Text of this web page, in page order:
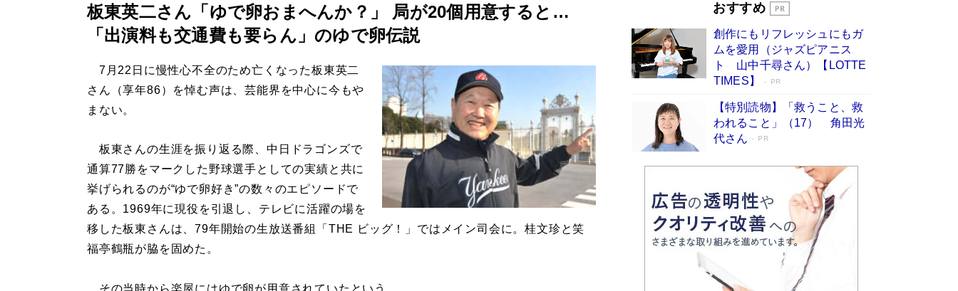
板東英二さん「ゆで卵おまへんか？」 局が20個用意すると…
「出演料も交通費も要らん」のゆで卵伝説
7月22日に慢性心不全のため亡くなった板東英二
さん（享年86）を悼む声は、芸能界を中心に今もや
まない。
板東さんの生涯を振り返る際、中日ドラゴンズで
通算77勝をマークした野球選手としての実績と共に
挙げられるのが“ゆで卵好き”の数々のエピソードで
ある。1969年に現役を引退し、テレビに活躍の場を
移した板東さんは、79年開始の生放送番組「THE ビッグ！」ではメイン司会に。桂文珍と笑
福亭鶴瓶が脇を固めた。
その当時から楽屋にはゆで卵が用意されていたという。...
「叱って伸びるやつは、褒めたらもっと伸
た“人を育てるコツ”…芸への考え方を明か
す
Book Bang
「『火垂るの墓』は、大嘘である」原作者が抱き
続けた“自責の念”とは…「自己憐憫は描きたくな
い」監督が徹底的にこだわったこと（後編） #
戦争の記憶
Book Bang
美輪明宏 晩年の回答を集めた『ほほえんで生き
るための人生相談』がランクイン［エンターテイ
メントベストセラー］
Book Bang
「宇宙兄弟」最終46巻がベストセラー1位 宇宙
開発への関心を押し上げた18年の物語に幕 特装
版には「宇宙で描かれたマンガ」も収録
Book Bang
友近氏、絶賛！ 鎌倉を舞台に、孤独を抱えた
人々が新たな一歩を踏み出す連作短篇集『海のほ
とりのプラネット』試し読み
Book Bang
おすすめ
創作にもリフレッシュにもガ
ムを愛用（ジャズピアニス
ト 山中千尋さん）【LOTTE
TIMES】
PR
【特別読物】「救うこと、救
われること」（17） 角田光
代さん
PR